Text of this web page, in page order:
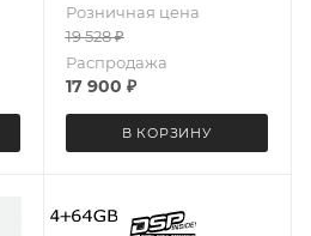
ядер Unisoc 9863A DSP
Розничная цена
19 528₽
Распродажа
17 900 ₽
В КОРЗИНУ